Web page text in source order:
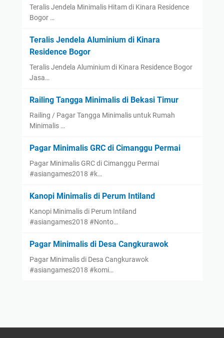
Teralis Jendela Minimalis Hitam di Kinara Residence
Bogor …
Teralis Jendela Aluminium di Kinara
Residence Bogor
Teralis Jendela Aluminium di Kinara Residence Bogor
Jasa…
Railing Tangga Minimalis di Bekasi Timur
Railing / Pagar Tangga Minimalis untuk Rumah
Minimalis …
Pagar Minimalis GRC di Cimanggu Permai
Pagar Minimalis GRC di Cimanggu Permai
#asiangames2018 #k…
Kanopi Minimalis di Perum Intiland
Kanopi Minimalis di Perum Intiland
#asiangames2018 #Nonto…
Pagar Minimalis di Desa Cangkurawok
Pagar Minimalis di Desa Cangkurawok
#asiangames2018 #komi…